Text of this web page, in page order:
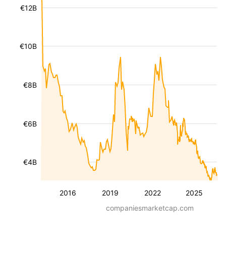
2016 2019 2022 2025
€4B
€6B
€8B
€10B
€12B
companiesmarketcap.com